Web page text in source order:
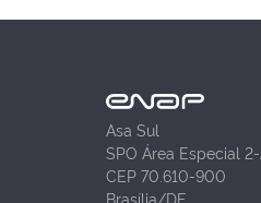
Asa Sul
SPO Área Especial
CEP 70.610-900
Brasília/DF